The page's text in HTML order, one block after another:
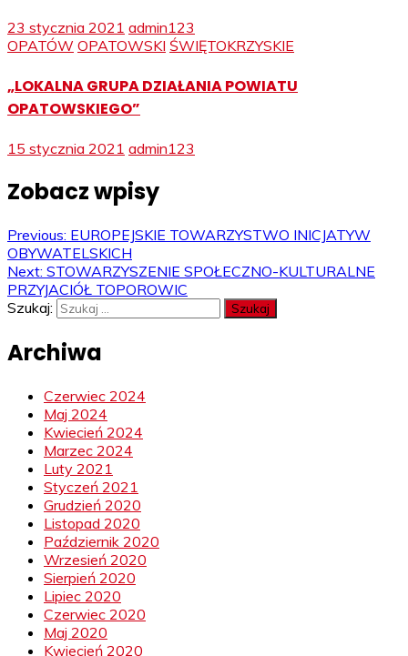
23 stycznia 2021 admin123
OPATÓW OPATOWSKI ŚWIĘTOKRZYSKIE
„LOKALNA GRUPA DZIAŁANIA POWIATU
OPATOWSKIEGO”
15 stycznia 2021 admin123
Zobacz wpisy
Previous: EUROPEJSKIE TOWARZYSTWO INICJATYW
OBYWATELSKICH
Next: STOWARZYSZENIE SPOŁECZNO-KULTURALNE
PRZYJACIÓŁ TOPOROWIC
Szukaj:
Archiwa
Czerwiec 2024
Maj 2024
Kwiecień 2024
Marzec 2024
Luty 2021
Styczeń 2021
Grudzień 2020
Listopad 2020
Październik 2020
Wrzesień 2020
Sierpień 2020
Lipiec 2020
Czerwiec 2020
Maj 2020
Kwiecień 2020